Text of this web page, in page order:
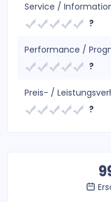
Service /
?
Performance /
?
Preis- /
?